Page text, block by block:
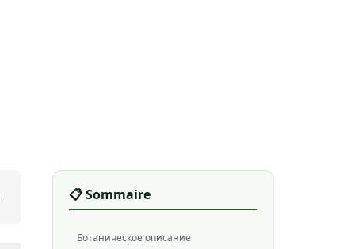
📋 Sommaire
Ботаническое описание